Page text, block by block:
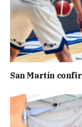
San Martín